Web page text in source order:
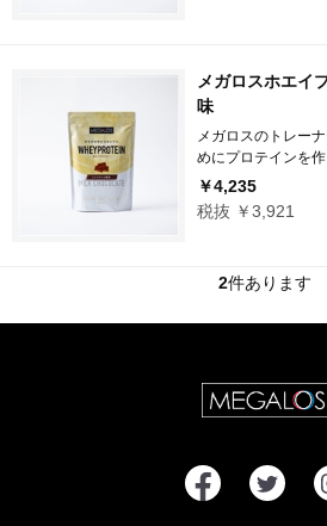
メガロスホエイ
味
メガロスのトレー
めにプロテインを作
￥4,235
税抜 ￥3,921
2件あります